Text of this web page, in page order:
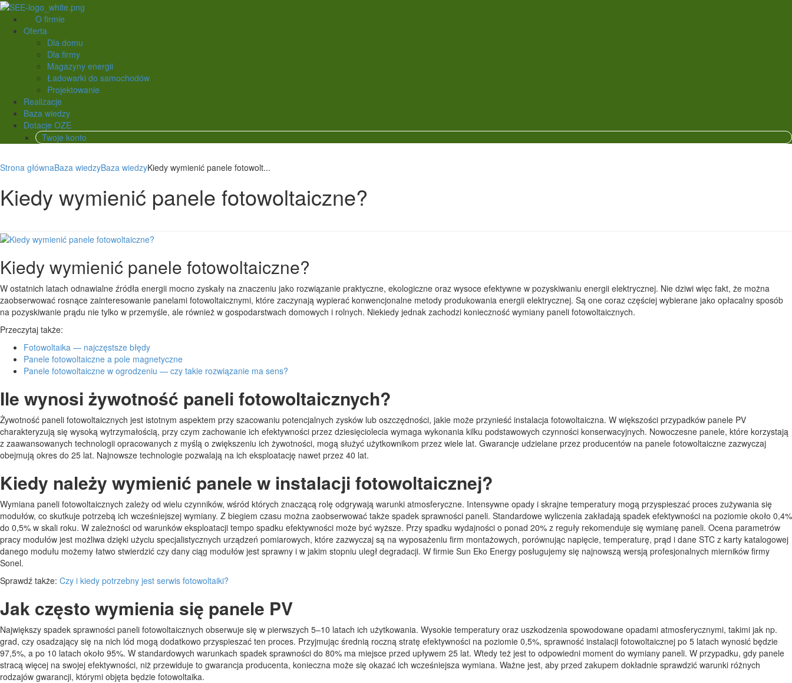
O firmie
Oferta
Dla domu
Dla firmy
Magazyny energii
Ładowarki do samochodów
Projektowanie
Realizacje
Baza wiedzy
Dotacje OZE
Twoje konto
Strona głównaBaza wiedzyBaza wiedzyKiedy wymienić panele fotowolt...
Kiedy wymienić panele fotowoltaiczne?
Kiedy wymienić panele fotowoltaiczne?
W ostatnich latach odnawialne źródła energii mocno zyskały na znaczeniu jako rozwiązanie praktyczne, ekologiczne oraz wysoce efektywne w pozyskiwaniu energii elektrycznej. Nie dziwi więc fakt, że można
zaobserwować rosnące zainteresowanie panelami fotowoltaicznymi, które zaczynają wypierać konwencjonalne metody produkowania energii elektrycznej. Są one coraz częściej wybierane jako opłacalny sposób
na pozyskiwanie prądu nie tylko w przemyśle, ale również w gospodarstwach domowych i rolnych. Niekiedy jednak zachodzi konieczność wymiany paneli fotowoltaicznych.
Przeczytaj także:
Fotowoltaika — najczęstsze błędy
Panele fotowoltaiczne a pole magnetyczne
Panele fotowoltaiczne w ogrodzeniu — czy takie rozwiązanie ma sens?
Ile wynosi żywotność paneli fotowoltaicznych?
Żywotność paneli fotowoltaicznych jest istotnym aspektem przy szacowaniu potencjalnych zysków lub oszczędności, jakie może przynieść instalacja fotowoltaiczna. W większości przypadków panele PV
charakteryzują się wysoką wytrzymałością, przy czym zachowanie ich efektywności przez dziesięciolecia wymaga wykonania kilku podstawowych czynności konserwacyjnych. Nowoczesne panele, które korzystają
z zaawansowanych technologii opracowanych z myślą o zwiększeniu ich żywotności, mogą służyć użytkownikom przez wiele lat. Gwarancje udzielane przez producentów na panele fotowoltaiczne zazwyczaj
obejmują okres do 25 lat. Najnowsze technologie pozwalają na ich eksploatację nawet przez 40 lat.
Kiedy należy wymienić panele w instalacji fotowoltaicznej?
Wymiana paneli fotowoltaicznych zależy od wielu czynników, wśród których znaczącą rolę odgrywają warunki atmosferyczne. Intensywne opady i skrajne temperatury mogą przyspieszać proces zużywania się
modułów, co skutkuje potrzebą ich wcześniejszej wymiany. Z biegiem czasu można zaobserwować także spadek sprawności paneli. Standardowe wyliczenia zakładają spadek efektywności na poziomie około 0,4%
do 0,5% w skali roku. W zależności od warunków eksploatacji tempo spadku efektywności może być wyższe. Przy spadku wydajności o ponad 20% z reguły rekomenduje się wymianę paneli. Ocena parametrów
pracy modułów jest możliwa dzięki użyciu specjalistycznych urządzeń pomiarowych, które zazwyczaj są na wyposażeniu firm montażowych, porównując napięcie, temperaturę, prąd i dane STC z karty katalogowej
danego modułu możemy łatwo stwierdzić czy dany ciąg modułów jest sprawny i w jakim stopniu uległ degradacji. W firmie Sun Eko Energy posługujemy się najnowszą wersją profesjonalnych mierników firmy
Sonel.
Sprawdź także: Czy i kiedy potrzebny jest serwis fotowoltaiki?
Jak często wymienia się panele PV
Największy spadek sprawności paneli fotowoltaicznych obserwuje się w pierwszych 5–10 latach ich użytkowania. Wysokie temperatury oraz uszkodzenia spowodowane opadami atmosferycznymi, takimi jak np.
grad, czy osadzający się na nich lód mogą dodatkowo przyspieszać ten proces. Przyjmując średnią roczną stratę efektywności na poziomie 0,5%, sprawność instalacji fotowoltaicznej po 5 latach wynosić będzie
97,5%, a po 10 latach około 95%. W standardowych warunkach spadek sprawności do 80% ma miejsce przed upływem 25 lat. Wtedy też jest to odpowiedni moment do wymiany paneli. W przypadku, gdy panele
stracą więcej na swojej efektywności, niż przewiduje to gwarancja producenta, konieczna może się okazać ich wcześniejsza wymiana. Ważne jest, aby przed zakupem dokładnie sprawdzić warunki różnych
rodzajów gwarancji, którymi objęta będzie fotowoltaika.